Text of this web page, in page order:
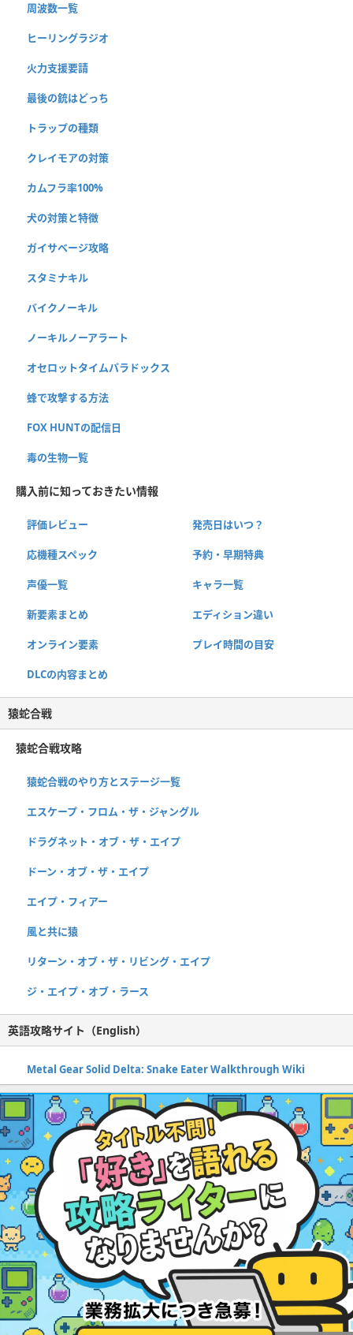
周波数一覧
ヒーリングラジオ
火力支援要請
最後の銃はどっち
トラップの種類
クレイモアの対策
カムフラ率100%
犬の対策と特徴
ガイサベージ攻略
スタミナキル
バイクノーキル
ノーキルノーアラート
オセロットタイムパラドックス
蜂で攻撃する方法
FOX HUNTの配信日
毒の生物一覧
購入前に知っておきたい情報
評価レビュー 発売日はいつ？
応機種スペック 予約・早期特典
声優一覧 キャラ一覧
新要素まとめ エディション違い
オンライン要素 プレイ時間の目安
DLCの内容まとめ
猿蛇合戦
猿蛇合戦攻略
猿蛇合戦のやり方とステージ一覧
エスケープ・フロム・ザ・ジャングル
ドラグネット・オブ・ザ・エイプ
ドーン・オブ・ザ・エイプ
エイプ・フィアー
風と共に猿
リターン・オブ・ザ・リビング・エイプ
ジ・エイプ・オブ・ラース
英語攻略サイト（English）
Metal Gear Solid Delta: Snake Eater Walkthrough Wiki